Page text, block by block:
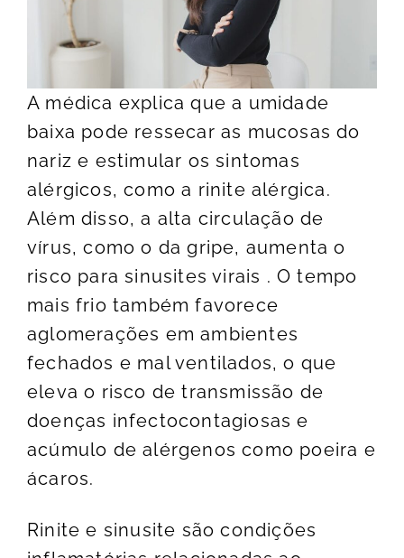
A médica explica que a umidade
baixa pode ressecar as mucosas do
nariz e estimular os sintomas
alérgicos, como a rinite alérgica.
Além disso, a alta circulação de
vírus, como o da gripe, aumenta o
risco para sinusites virais . O tempo
mais frio também favorece
aglomerações em ambientes
fechados e mal ventilados, o que
eleva o risco de transmissão de
doenças infectocontagiosas e
acúmulo de alérgenos como poeira e
ácaros.
Rinite e sinusite são condições